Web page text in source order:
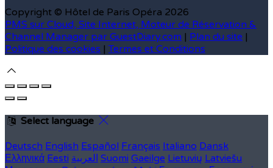
Copyright © Hôtel de Paris Opéra 2026
PMS sur Cloud, Site Internet, Moteur de Réservation &
Channel Manager par GuestDiary.com | Plan du site |
Politique des cookies | Termes et Conditions
Select language
Deutsch English Español Français Italiano Dansk
Ελληνικά Eesti العربية Suomi Gaeilge Lietuvių Latviešu